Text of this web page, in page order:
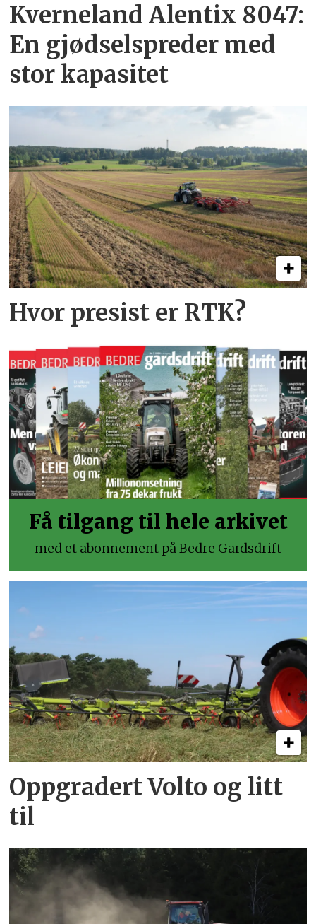
Kverneland Alentix 8047:
En gjødsel­spreder med
stor kapasitet
Hvor presist er RTK?
Få tilgang til hele arkivet
med et abonnement på Bedre Gardsdrift
Oppgradert Volto og litt
til